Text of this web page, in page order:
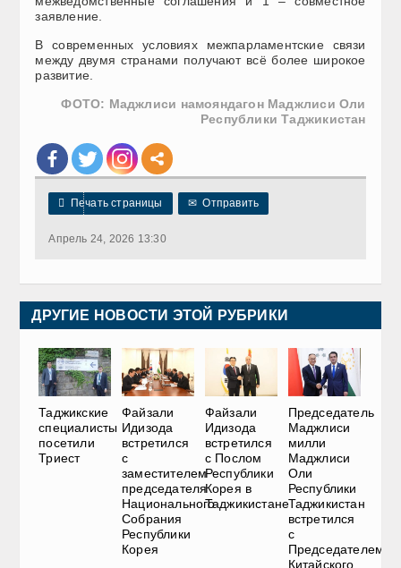
заявление.
В современных условиях межпарламентские связи
между двумя странами получают всё более широкое
развитие.
ФОТО: Маджлиси намояндагон Маджлиси Оли
Республики Таджикистан
 Печать страницы ✉ Отправить
Апрель 24, 2026 13:30
ДРУГИЕ НОВОСТИ ЭТОЙ РУБРИКИ
Таджикские
специалисты
посетили
Триест
Файзали
Идизода
встретился
с
заместителем
председателя
Национального
Собрания
Республики
Корея
Файзали
Идизода
встретился
с Послом
Республики
Корея в
Таджикистане
Председатель
Маджлиси
милли
Маджлиси
Оли
Республики
Таджикистан
встретился
с
Председателем
Китайского